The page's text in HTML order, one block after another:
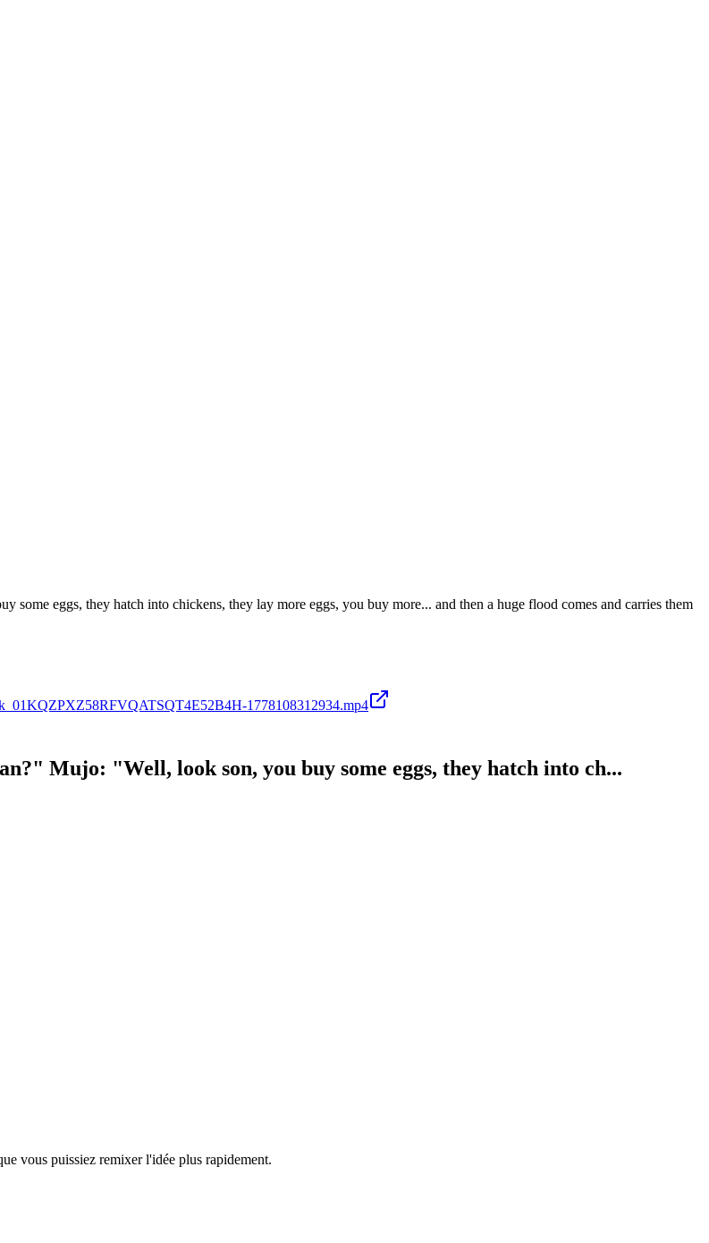
eggs, they hatch into chickens, they lay more eggs, you buy more... and then a huge flood comes and carries them
1778108312934.mp4
​Mujo: "Well, look son, you buy some eggs, they hatch into ch...
vous puissiez remixer l'idée plus rapidement.